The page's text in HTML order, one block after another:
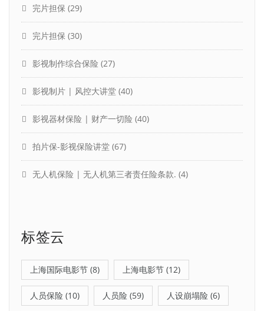
完片担保 (29)
完片担保 (30)
影视制作综合保险 (27)
影视制片 | 风控大讲堂 (40)
影视器材保险 | 财产一切险 (40)
拍片保-影视保险讲堂 (67)
无人机保险 | 无人机第三者责任险条款. (4)
标签云
上海国际电影节 (8) 上海电影节 (12)
人员保险 (10) 人员险 (59) 人设崩塌险 (6)